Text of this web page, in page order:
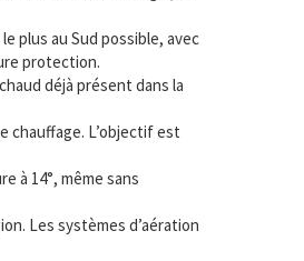
plus au Sud possible, avec
protection.
déjà présent dans la
chauffage. L’objectif est
à 14°, même sans
Les systèmes d’aération